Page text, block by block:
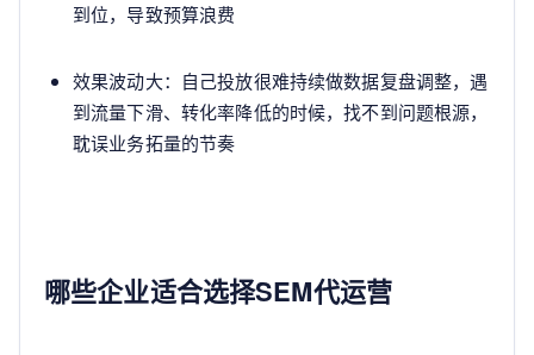
到位，导致预算浪费
效果波动大：自己投放很难持续做数据复盘调整，遇
到流量下滑、转化率降低的时候，找不到问题根源，
耽误业务拓量的节奏
哪些企业适合选择SEM代运营